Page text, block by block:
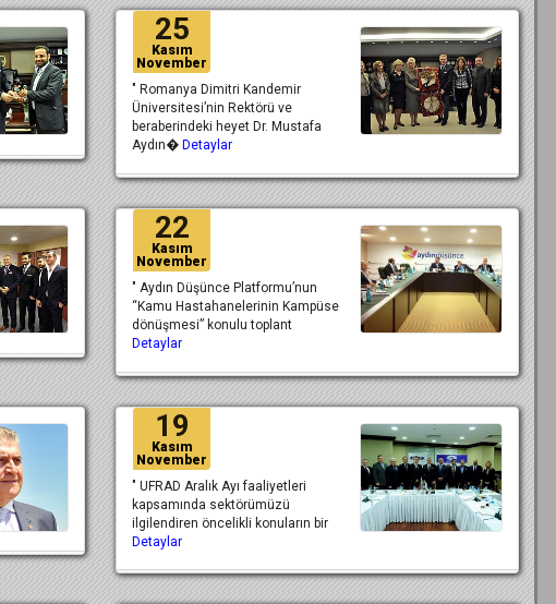
25
Kasım
November
" Romanya Dimitri Kandemir
Üniversitesi’nin Rektörü ve
beraberindeki heyet Dr. Mustafa
Aydın� Detaylar
22
Kasım
November
" Aydın Düşünce Platformu’nun
“Kamu Hastahanelerinin Kampüse
dönüşmesi” konulu toplant
Detaylar
19
Kasım
November
" UFRAD Aralık Ayı faaliyetleri
kapsamında sektörümüzü
ilgilendiren öncelikli konuların bir
Detaylar